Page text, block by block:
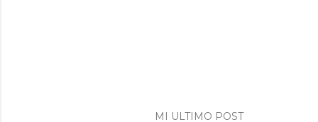
MI ULTIMO POST